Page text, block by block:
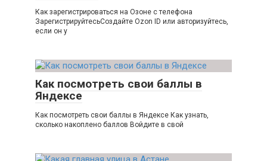
Как зарегистрироваться на Озоне с телефона
ЗарегистрируйтесьСоздайте Ozon ID или авторизуйтесь,
если он у
Как посмотреть свои баллы в
Яндексе
Как посмотреть свои баллы в Яндексе Как узнать,
сколько накоплено баллов Войдите в свой